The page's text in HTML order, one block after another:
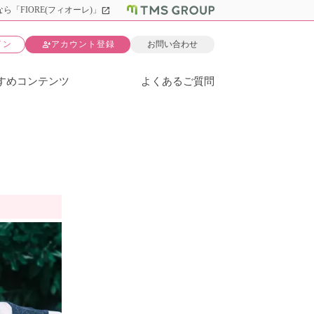
「FIORE(フィオーレ)」 open_in_new
ン person_addアカウント登録 お問い合わせ
めコンテンツ よくあるご質問